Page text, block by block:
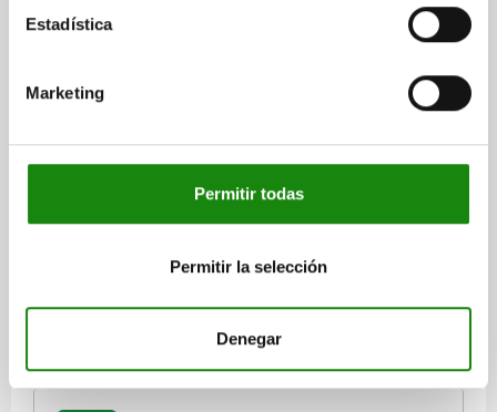
Estadística
Marketing
Permitir todas
Permitir la selección
Denegar
ESTÁNDAR, VERSIÓN LISA, D=5 L=12, ACERO
MATERIAL DEL COMPONENTE=POM DIÁMETRO EXTERIOR=5
D2=5,6 L1=0,9 L2=2,1
03077-205